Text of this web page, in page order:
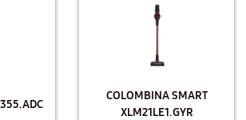
COLOMBINA SMART
XLM21LE1.GYR